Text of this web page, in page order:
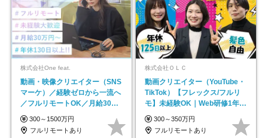
株式会社One feat.
動画・映像クリエイター（SNS
マーケ）／経験ゼロから一流へ
／フルリモートOK／月給30万
円～／年休130日以上
300～1500万円
フルリモートあり
株式会社ＯＬＣ
動画クリエイター（YouTube・
TikTok）【フレックス/フルリ
モ】未経験OK｜Web研修1年間
｜副業OK
300～350万円
フルリモートあり